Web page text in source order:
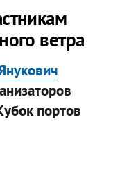
ветра
портов